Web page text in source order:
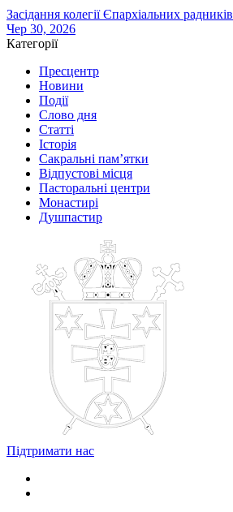
Засідання колегії Єпархіальних радників
Чер 30, 2026
Категорії
Пресцентр
Новини
Події
Слово дня
Статті
Історія
Сакральні пам’ятки
Відпустові місця
Пасторальні центри
Монастирі
Душпастир
Підтримати нас